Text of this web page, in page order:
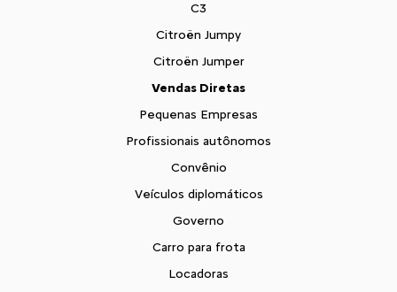
C3
Citroën Jumpy
Citroën Jumper
Vendas Diretas
Pequenas Empresas
Profissionais autônomos
Convênio
Veículos diplomáticos
Governo
Carro para frota
Locadoras